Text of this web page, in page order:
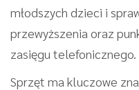
młodszych dzieci i
przewyższenia oraz
zasięgu telefonicznego.
Sprzęt ma kluczowe